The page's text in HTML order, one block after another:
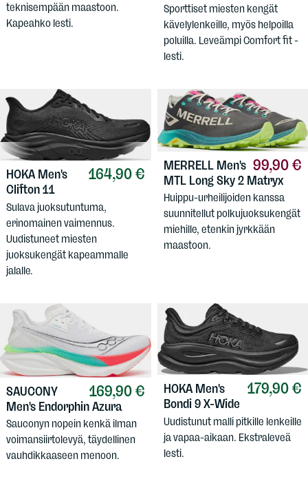
teknisempään maastoon.
Kapeahko lesti.
Sporttiset miesten kengät
kävelylenkeille, myös helpoilla
poluilla. Leveämpi Comfort fit -
lesti.
164,90 €
HOKAMen's
Clifton 11
Sulava juoksutuntuma,
erinomainen vaimennus.
Uudistuneet miesten
juoksukengät kapeammalle
jalalle.
99,90 €
MERRELL Men's
MTL Long Sky 2 Matryx
Huippu-urheilijoiden kanssa
suunnitellut polkujuoksukengät
miehille, etenkin jyrkkään
maastoon.
169,90 €
SAUCONY
Men's Endorphin Azura
Sauconyn nopein kenkä ilman
voimansiirtolevyä, täydellinen
vauhdikkaaseen menoon.
179,90 €
HOKAMen's
Bondi 9 X-Wide
Uudistunut malli pitkille lenkeille
ja vapaa-aikaan. Ekstraleveä
lesti.